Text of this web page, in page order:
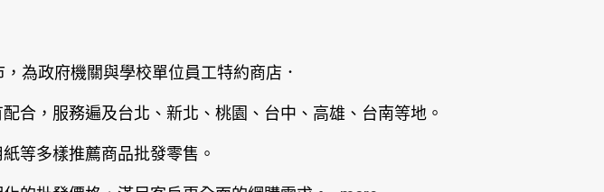
為政府機關與學校單位員工特約商店．
合，服務遍及台北、新北、桃園、台中、高雄、台南等地。
等多樣推薦商品批發零售。